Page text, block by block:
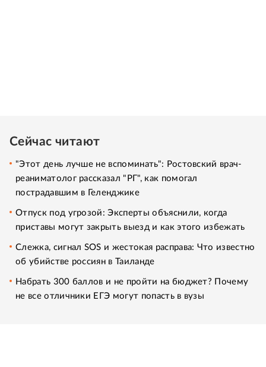
Сейчас читают
"Этот день лучше не вспоминать": Ростовский врач-
реаниматолог рассказал "РГ", как помогал
пострадавшим в Геленджике
Отпуск под угрозой: Эксперты объяснили, когда
приставы могут закрыть выезд и как этого избежать
Слежка, сигнал SOS и жестокая расправа: Что известно
об убийстве россиян в Таиланде
Набрать 300 баллов и не пройти на бюджет? Почему
не все отличники ЕГЭ могут попасть в вузы